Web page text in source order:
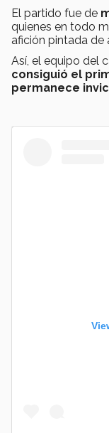
El partido fue de
quienes en todo
afición pintada de
Así, el equipo del
consiguió el
permanece